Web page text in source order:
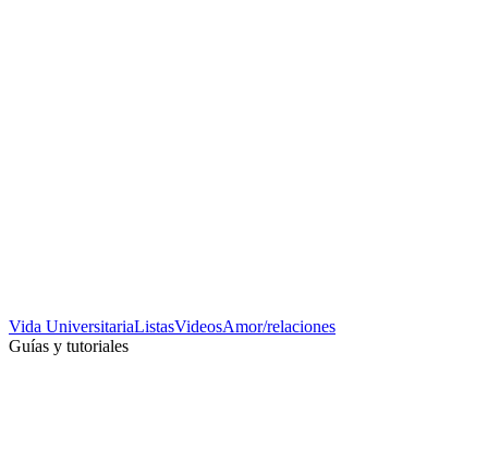
Vida UniversitariaListasVideosAmor/relaciones
Guías y tutoriales